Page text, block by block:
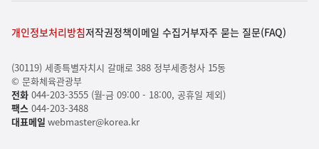
개인정보처리방침저작권정책이메일 수집거부자주 묻는 질문(FAQ)
(30119) 세종특별자치시 갈매로 388 정부세종청사 15동
© 문화체육관광부
전화044-203-3555 (월-금 09:00 - 18:00, 공휴일 제외)
팩스044-203-3488
대표메일 webmaster@korea.kr